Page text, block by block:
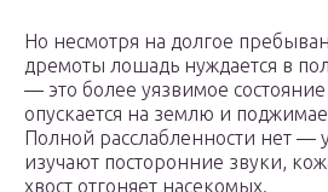
Но несмотря на долгое
дремоты лошадь нуждается в
— это более уязвимое
опускается на землю и
Полной расслабленности нет —
изучают посторонние звуки,
хвост отгоняет насекомых.